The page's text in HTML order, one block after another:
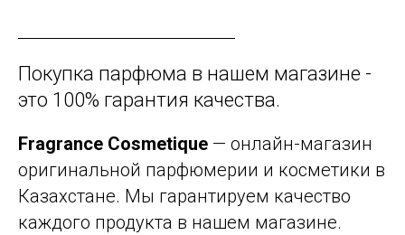
Покупка парфюма в нашем магазине -
это 100% гарантия качества.
Fragrance Cosmetique — онлайн-магазин
оригинальной парфюмерии и косметики в
Казахстане. Мы гарантируем качество
каждого продукта в нашем магазине.